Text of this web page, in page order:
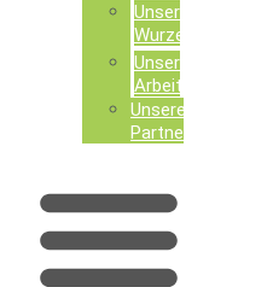
Unsere
Wurzeln
Unsere
Arbeit
Unsere
Partner